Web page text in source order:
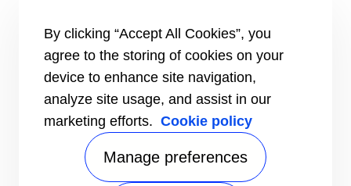
Карьера
Медиа-центр
Контакты отдела продаж
By clicking “Accept All Cookies”, you
agree to the storing of cookies on your
device to enhance site navigation,
analyze site usage, and assist in our
marketing efforts. Cookie policy
Manage preferences